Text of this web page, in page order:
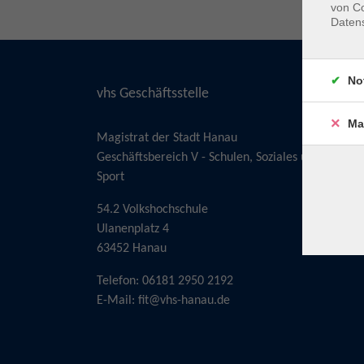
vhs Geschäftsstelle
Magistrat der Stadt Hanau
Geschäftsbereich V - Schulen, Soziales und
Sport
54.2 Volkshochschule
Ulanenplatz 4
63452 Hanau
Telefon: 06181 2950 2192
E-Mail: fit@vhs-hanau.de
von